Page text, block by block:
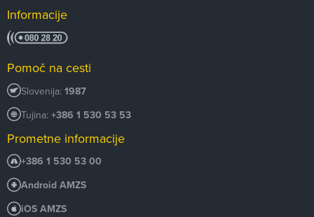
Informacije
Pomoč na cesti
Slovenija: 1987
Tujina: +386 1 530 53 53
Prometne informacije
+386 1 530 53 00
Android AMZS
iOS AMZS